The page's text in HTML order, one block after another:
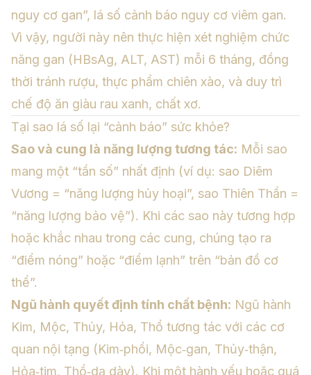
nguy cơ gan”, lá số cảnh báo nguy cơ viêm gan.
Vì vậy, người này nên thực hiện xét nghiệm chức
năng gan (HBsAg, ALT, AST) mỗi 6 tháng, đồng
thời tránh rượu, thực phẩm chiên xào, và duy trì
chế độ ăn giàu rau xanh, chất xơ.
Tại sao lá số lại “cảnh báo” sức khỏe?
Sao và cung là năng lượng tương tác: Mỗi sao
mang một “tần số” nhất định (ví dụ: sao Diêm
Vương = “năng lượng hủy hoại”, sao Thiên Thần =
“năng lượng bảo vệ”). Khi các sao này tương hợp
hoặc khắc nhau trong các cung, chúng tạo ra
“điểm nóng” hoặc “điểm lạnh” trên “bản đồ cơ
thể”.
Ngũ hành quyết định tính chất bệnh: Ngũ hành
Kim, Mộc, Thủy, Hỏa, Thổ tương tác với các cơ
quan nội tạng (Kim‑phổi, Mộc‑gan, Thủy‑thận,
Hỏa‑tim, Thổ‑dạ dày). Khi một hành yếu hoặc quá